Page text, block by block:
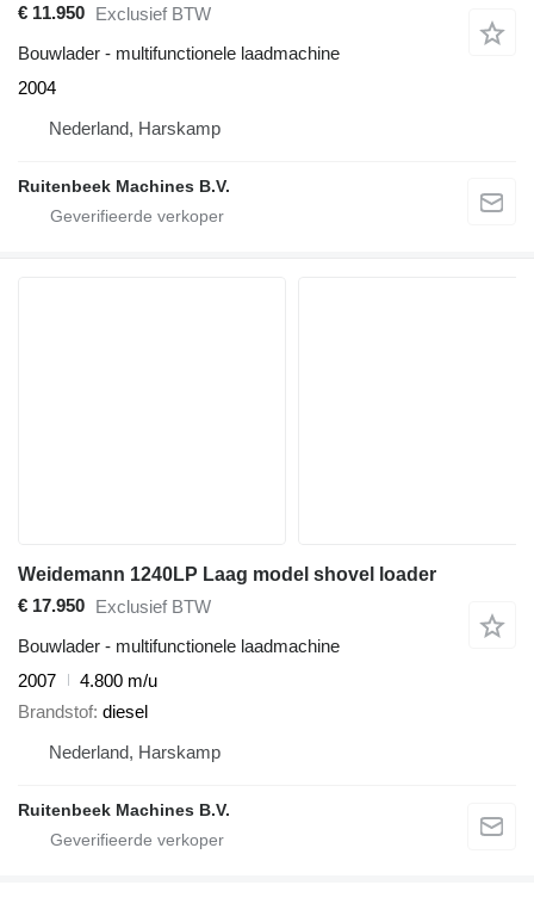
€ 11.950 Exclusief BTW
Bouwlader - multifunctionele laadmachine
2004
Nederland, Harskamp
Ruitenbeek Machines B.V.
Weidemann 1240LP Laag model shovel loader
€ 17.950
Exclusief BTW
Bouwlader - multifunctionele laadmachine
2007
4.800 m/u
Brandstof diesel
Nederland, Harskamp
Ruitenbeek Machines B.V.